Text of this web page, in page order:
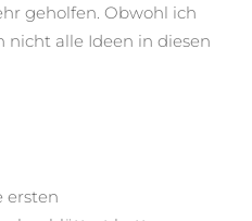
geholfen. Obwohl ich
nicht alle Ideen in diesen
ersten